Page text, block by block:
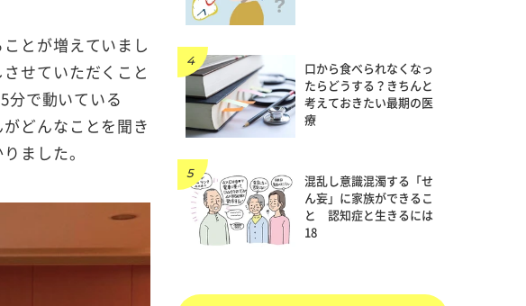
とが増えていまし
せていただくこと
分で動いている
どんなことを聞き
ました。
口から食べられなくなっ
たらどうする？きちんと
考えておきたい最期の医
療
混乱し意識混濁する「せ
ん妄」に家族ができるこ
と 認知症と生きるには
18